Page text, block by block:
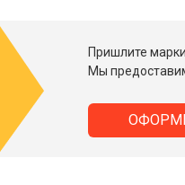
Пришлите
Мы